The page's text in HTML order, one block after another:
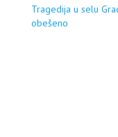
Tragedija u selu
obešeno